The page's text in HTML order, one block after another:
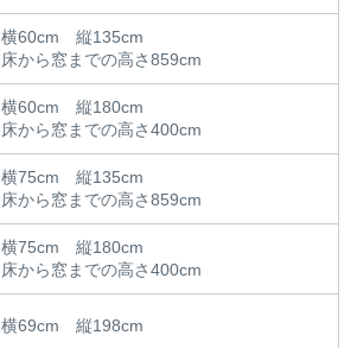
横60cm 縦135cm
床から窓までの高さ859cm
横60cm 縦180cm
床から窓までの高さ400cm
横75cm 縦135cm
床から窓までの高さ859cm
横75cm 縦180cm
床から窓までの高さ400cm
横69cm 縦198cm